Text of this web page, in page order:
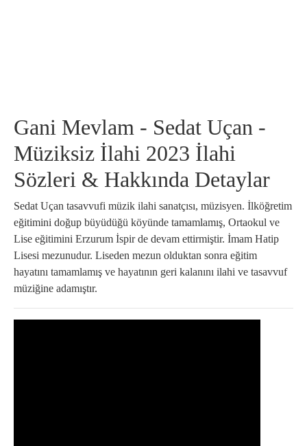
Gani Mevlam - Sedat Uçan -
Müziksiz İlahi 2023 İlahi
Sözleri & Hakkında Detaylar
Sedat Uçan tasavvufi müzik ilahi sanatçısı, müzisyen. İlköğretim
eğitimini doğup büyüdüğü köyünde tamamlamış, Ortaokul ve
Lise eğitimini Erzurum İspir de devam ettirmiştir. İmam Hatip
Lisesi mezunudur. Liseden mezun olduktan sonra eğitim
hayatını tamamlamış ve hayatının geri kalanını ilahi ve tasavvuf
müziğine adamıştır.